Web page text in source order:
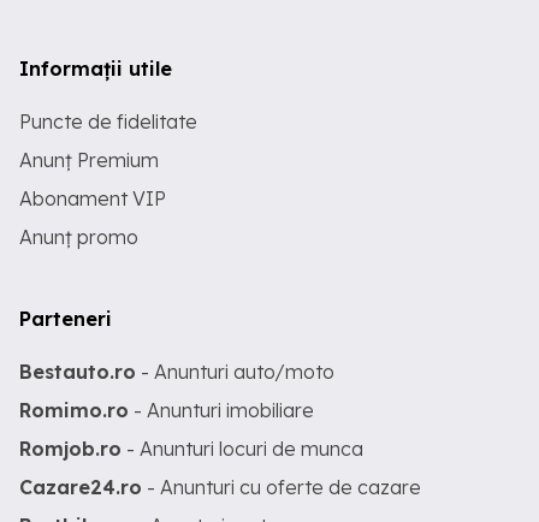
Informații utile
Puncte de fidelitate
Anunț Premium
Abonament VIP
Anunț promo
Parteneri
Bestauto.ro - Anunturi auto/moto
Romimo.ro - Anunturi imobiliare
Romjob.ro - Anunturi locuri de munca
Cazare24.ro - Anunturi cu oferte de cazare